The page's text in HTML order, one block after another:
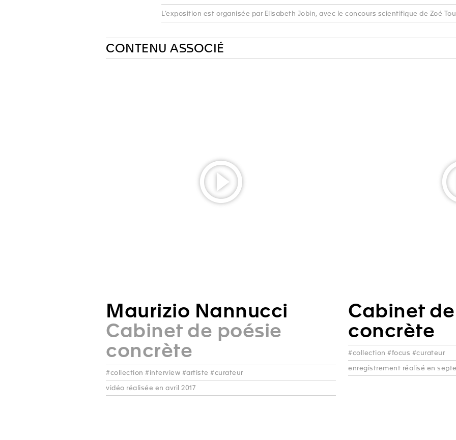
L’exposition est organisée par Elisabeth Jobin, avec le concours scientifique de Zoé
CONTENU ASSOCIÉ
Maurizio Nannucci
Cabinet de poésie
concrète
#collection #interview #artiste #curateur
vidéo réalisée en avril 2017
Cabinet
concrète
#collection #focus #curateur
enregistrement réalisé en